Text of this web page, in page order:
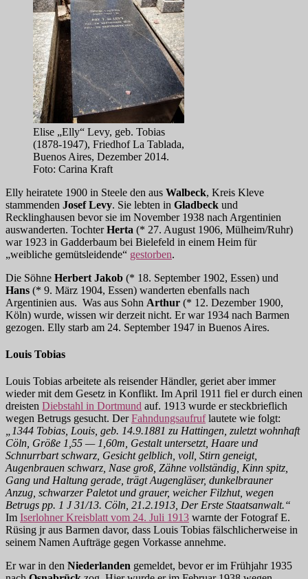
Elise „Elly“ Levy, geb. Tobias
(1878-1947), Friedhof La Tablada,
Buenos Aires, Dezember 2014.
Foto: Carina Kraft
Elly heiratete 1900 in Steele den aus Walbeck, Kreis Kleve
stammenden Josef Levy. Sie lebten in Gladbeck und
Recklinghausen bevor sie im November 1938 nach Argentinien
auswanderten. TochterHerta (* 27. August 1906, Mülheim/Ruhr)
war 1923 in Gadderbaum bei Bielefeld in einem Heim für
„weibliche gemütsleidende“ gestorben.
Die Söhne Herbert Jakob (* 18. September 1902, Essen) und
Hans (* 9. März 1904, Essen) wanderten ebenfalls nach
Argentinien aus. Was aus Sohn Arthur (* 12. Dezember 1900,
Köln) wurde, wissen wir derzeit nicht. Er war 1934 nach Barmen
gezogen. Elly starb am 24. September 1947 in Buenos Aires.
Louis Tobias
Louis Tobias arbeitete als reisender Händler, geriet aber immer
wieder mit dem Gesetz in Konflikt. Im April 1911 fiel er durch einen
dreisten Diebstahl in Dortmund auf. 1913 wurde er steckbrieflich
wegen Betrugs gesucht. DerFahndungsaufruflautete wie folgt:
„1344 Tobias, Louis, geb. 14.9.1881 zu Hattingen, zuletzt wohnhaft
Cöln, Größe 1,55 — 1,60m, Gestalt untersetzt, Haare und
Schnurrbart schwarz, Gesicht gelblich, voll, Stirn geneigt,
Augenbrauen schwarz, Nase groß, Zähne vollständig, Kinn spitz,
Gang und Haltung gerade, trägt Augengläser, dunkelbrauner
Anzug, schwarzer Paletot und grauer, weicher Filzhut, wegen
Betrugs pp. 1 J 31/13. Cöln, 21.2.1913, Der Erste Staatsanwalt.“
Im Iserlohner Kreisblatt vom 24. Juli 1913 warnte der Fotograf E.
Rüsing jr aus Barmen davor, dass Louis Tobias fälschlicherweise in
seinem Namen Aufträge gegen Vorkasse annehme.
Er war in den Niederlanden gemeldet, bevor er im Frühjahr 1935